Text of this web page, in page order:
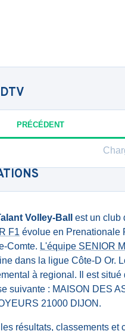
DTV
PRÉCÉDENT
Volley-Ball est un club
F1 évolue en Prenationale
Comte. L'équipe SENIOR
dans la ligue Côte-D Or.
à regional. Il est
suivante : MAISON DES
21000 DIJON.
résultats, classements et